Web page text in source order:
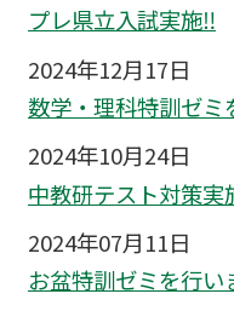
プレ県立入試実施‼
2024年12月17日
数学・理科特訓ゼミ
2024年10月24日
中教研テスト対策実
2024年07月11日
お盆特訓ゼミを行い